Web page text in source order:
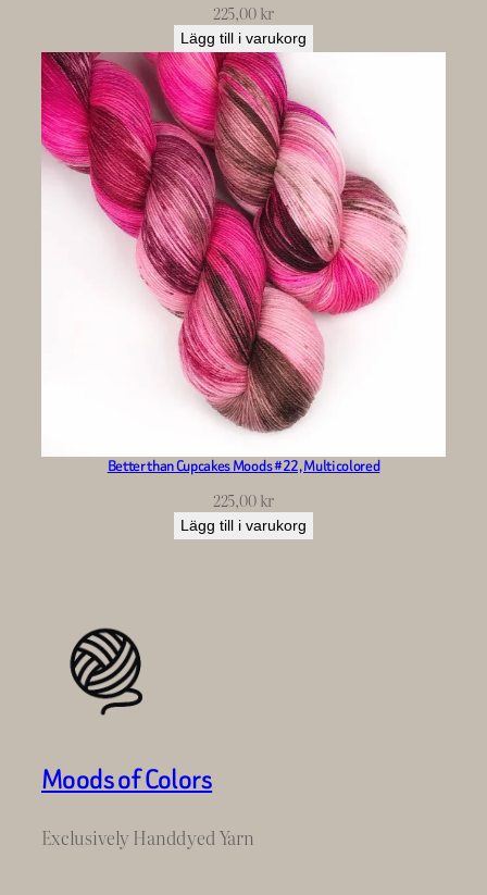
225,00kr
Lägg till i varukorg
Better than Cupcakes Moods #22, Multicolored
225,00kr
Lägg till i varukorg
Moods of Colors
Exclusively Handdyed Yarn